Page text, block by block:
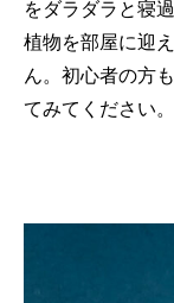
をダラダラと寝
植物を部屋に迎
ん。初心者の方
てみてください。